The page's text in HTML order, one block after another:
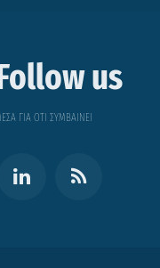
us
ΓΙΑ ΟΤΙ ΣΥΜΒΑΙΝΕΙ